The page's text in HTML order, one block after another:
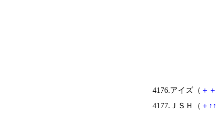
4176.アイズ（ ＋ ＋
4177.ＪＳＨ（ ＋ ↑ ↑